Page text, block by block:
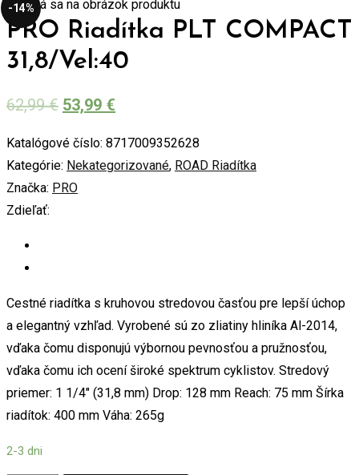
-14%
PRO Riadítka PLT COMPACT
31,8/Vel:40
62,99€ 53,99 €
Katalógové číslo: 8717009352628
Kategórie: Nekategorizované, ROAD Riadítka
Značka: PRO
Zdieľať:
Cestné riadítka s kruhovou stredovou časťou pre lepší úchop
a elegantný vzhľad. Vyrobené sú zo zliatiny hliníka Al-2014,
vďaka čomu disponujú výbornou pevnosťou a pružnosťou,
vďaka čomu ich ocení široké spektrum cyklistov. Stredový
priemer: 1 1/4″ (31,8 mm) Drop: 128 mm Reach: 75 mm Šírka
riadítok: 400 mm Váha: 265g
2-3 dni